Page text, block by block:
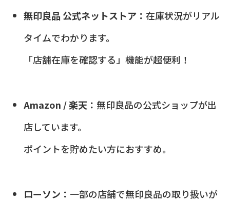
無印良品 公式ネットストア： 在庫状況がリアル
タイムでわかります。
「店舗在庫を確認する」機能が超便利！
Amazon / 楽天： 無印良品の公式ショップが出
店しています。
ポイントを貯めたい方におすすめ。
ローソン： 一部の店舗で無印良品の取り扱いが